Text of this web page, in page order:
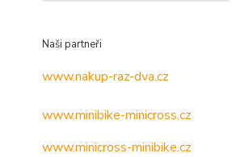
Naši partneři
www.nakup-raz-dva.cz
www.minibike-minicross.cz
www.minicross-minibike.cz